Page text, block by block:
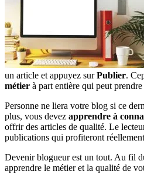
un article et appuyez surPublier.
métier à part entière qui peut
Personne ne liera votre blog si ce
plus, vous devez apprendre à
offrir des articles de qualité. Le
publications qui profiteront
Devenir blogueur est un tout. Au fil
apprendre le métier et la qualité de